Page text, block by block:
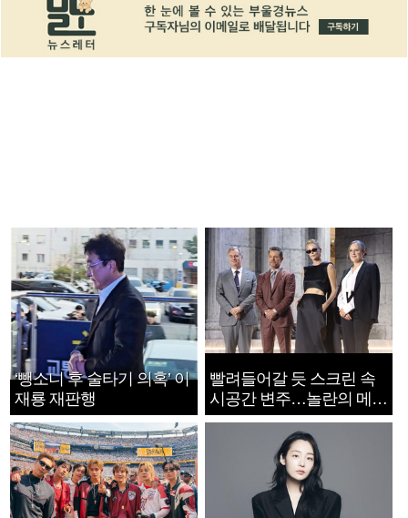
‘뺑소니 후 술타기 의혹’ 이
재룡 재판행
빨려들어갈 듯 스크린 속
시공간 변주…놀란의 메시
지는 ‘전쟁 속죄’